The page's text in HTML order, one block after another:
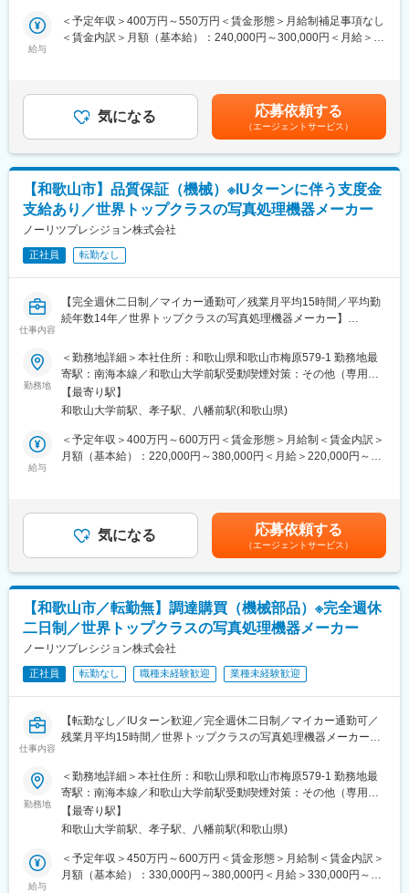
（2）最新設備の揃うメカニックファーストな作業環境
四輪アライメントテスターや立ったまま整備できる整備リフトな
（3）透明性のある工場運営
自動車修理をめぐる不正を防ぐための対策として、工場にカメラ
を3台ずつ設置。中古自動車業界全体が全方面から信頼される状態
を目指しています。
◇「透明性のある工場運営」について、3つの取り組みを徹底解説
https://youtu.be/ktj2fuK5CBg
■組織構成：30代～40代後半中心に活躍中。9割が中途入社です。
『日本のガリバーから世界のIDOMへ』東証プライム上場でクルマ
買取実績、中古車販売実績共に業界トップクラスの会社です。
日本が高い世界市場シェアを有するビジネス分野となっていま
す。
【原価低減】、【部材変更】などの技術テーマを持ち、課題解決
に従事いただきます。
・課題や不具合の発見→解析装置を用いて観察（特性計測・内部
■組織構成／15名（60代1名、50代4名、40代5名、30代3名、20
代2名）
■和歌山太陽誘電について
・太陽誘電（東証プライム市場上場）グループにおいて、和歌山
太陽誘電はインダクタの商品ラインナップの中で最も小型低背形
状であるパワーインダクタの主力生産拠点です。パワーインダク
タ（コイル）は主に電源回路や高周波回路に用いられ、スマート
フォンやタブレット端末、そして携帯ゲーム機など日常生活にお
■太陽誘電の直近の開発事例
・金属系磁性材料を使用したメタル積層チップパワーインダクタ
「MCOIL(エムコイル) TM MCシリーズ」に、メタル系パワーイン
（1.0×0.5×0.55mm、高さは最大値）を商品化しました。
この商品はウェアラブル端末やスマートフォンをはじめ、IoT関連
（変更の範囲）適性に応じて、会社の指示する業務への異動を命
じることがある
給与
＜予定年収＞400万円～550万円＜賃金形態＞月給制補足事項なし
＜賃金内訳＞月額（基本給）：240,000円～300,000円＜月給＞
までも目安の金額であり、選考を通じて上下する可能性がありま
す。月給(月額)は固定手当を含めた表記です。
気になる 応募依頼する
（エージェントサービス）
【和歌山市】品質保証（機械）※IUターンに伴う支度金
支給あり／世界トップクラスの写真処理機器メーカー
ノーリツプレシジョン株式会社
正社員 転勤なし
仕事内容
【完全週休二日制／マイカー通勤可／残業月平均15時間／平均勤
続年数14年／世界トップクラスの写真処理機器メーカー】
■業務概要：
同社で医療機器または写真用プリンターの品質保証職として、製
品の評価、各種分析・調査、品質改善を担当していただきます。
製品に求められる性能を満たしているかの設計レビューや、試作
品・量産前の妥当性試験の実施方法の検討、評価マニュアルの作
成など、多岐にわたる業務をお任せします。顧客の安心・安全を
守る重要な役割を担い、問題解決に向けた提案力が求められま
・製品に求められる性能を満足しているかの設計レビュー
・試作品、量産前の妥当性試験の実施方法の検討、評価マニュア
＜職場環境＞
働いていただく職場には約10名の社員が在籍しています。イメー
ジングの機械を担当する者と医療機器の担当をする者に分かれて
います。オフィスワークや、会議室での打ち合わせ、試作室で製
品と向かって作業するなどバリエーションがあります。
＜人事制度＞
当社では、半年ごとに従業員の実績を評価し、それに応じた給与
改定を行っています。目標の設定から評価のフィードバックな
ながらサポートいたします。
■当社について：
完全週休二日制に加え、入社日に有給休暇を10日付与。工場も空
カー通勤OK、制服貸与はもちろん、社員割引が利用できる食堂の
お弁当も好評です。遠方からのご入社には支度金も支給（規定
勤務地
＜勤務地詳細＞本社住所：和歌山県和歌山市梅原579-1 勤務地最
寄駅：南海本線／和歌山大学前駅受動喫煙対策：その他（専用喫
煙室を設置し、それ以外の場所はすべて禁煙）
【最寄り駅】
和歌山大学前駅、孝子駅、八幡前駅(和歌山県)
給与
＜予定年収＞400万円～600万円＜賃金形態＞月給制＜賃金内訳＞
月額（基本給）：220,000円～380,000円＜月給＞220,000円～
する可能性があります。月給(月額)は固定手当を含めた表記です。
気になる 応募依頼する
（エージェントサービス）
【和歌山市／転勤無】調達購買（機械部品）※完全週休
二日制／世界トップクラスの写真処理機器メーカー
ノーリツプレシジョン株式会社
正社員 転勤なし 職種未経験歓迎 業種未経験歓迎
仕事内容
【転勤なし／IUターン歓迎／完全週休二日制／マイカー通勤可／
残業月平均15時間／世界トップクラスの写真処理機器メーカー】
■業務内容：
調達購買職として、機械部品の調達業務を担当していただきま
す。具体的には、板金・機械加工品・プラスチック部品などの見
積依頼、発注、納期管理、社内システムへの登録業務が含まれま
す。また、部品図面を用いた取引先との交渉も行いますので、機
械図面を読み解く知識や経験がある方は、そのスキルを活かすこ
とができます。
勤務地
＜勤務地詳細＞本社住所：和歌山県和歌山市梅原579-1 勤務地最
寄駅：南海本線／和歌山大学前駅受動喫煙対策：その他（専用喫
煙室を設置し、それ以外の場所はすべて禁煙）
【最寄り駅】
和歌山大学前駅、孝子駅、八幡前駅(和歌山県)
給与
＜予定年収＞450万円～600万円＜賃金形態＞月給制＜賃金内訳＞
月額（基本給）：330,000円～380,000円＜月給＞330,000円～